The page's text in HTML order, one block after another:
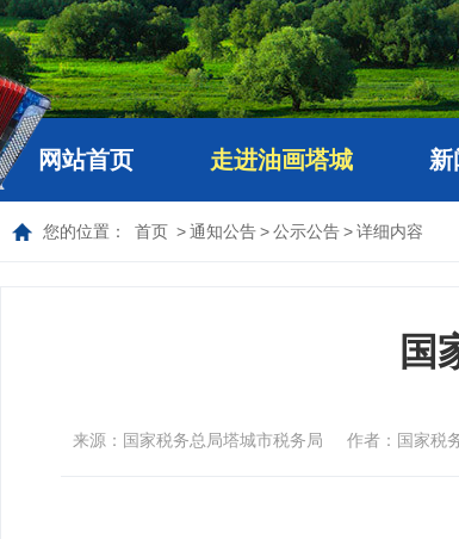
网站首页 走进油画塔城 新
您的位置： 首页 >通知公告>公示公告>详细内容
国
来源：国家税务总局塔城市税务局 作者：国家税